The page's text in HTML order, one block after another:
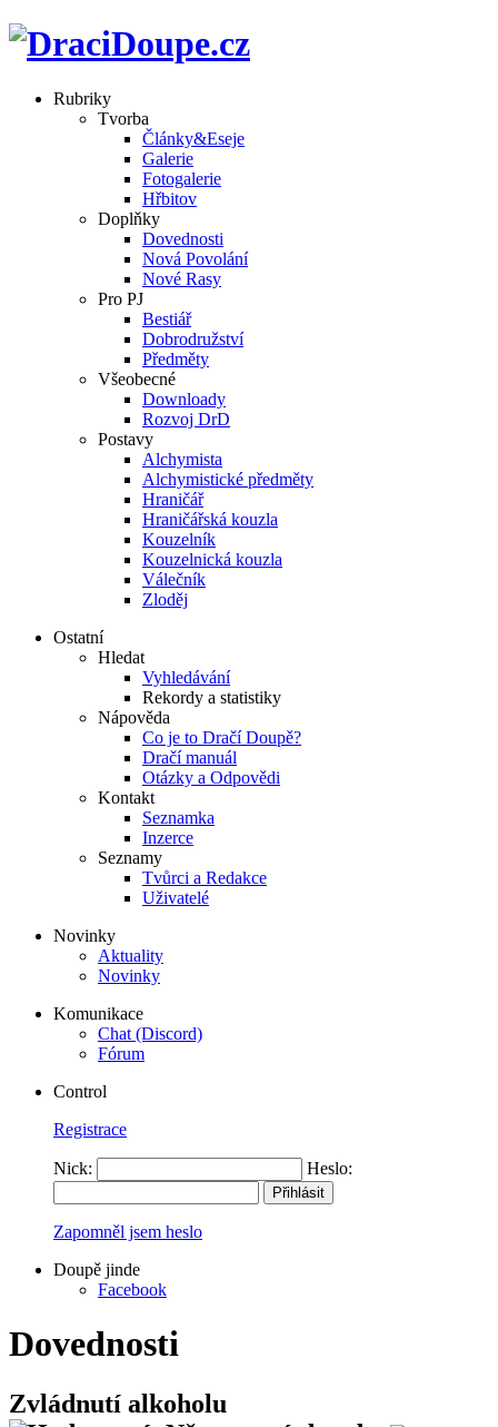
Rubriky
Tvorba
Články&Eseje
Galerie
Fotogalerie
Hřbitov
Doplňky
Dovednosti
Nová Povolání
Nové Rasy
Pro PJ
Bestiář
Dobrodružství
Předměty
Všeobecné
Downloady
Rozvoj DrD
Postavy
Alchymista
Alchymistické předměty
Hraničář
Hraničářská kouzla
Kouzelník
Kouzelnická kouzla
Válečník
Zloděj
Ostatní
Hledat
Vyhledávání
Rekordy a statistiky
Nápověda
Co je to Dračí Doupě?
Dračí manuál
Otázky a Odpovědi
Kontakt
Seznamka
Inzerce
Seznamy
Tvůrci a Redakce
Uživatelé
Novinky
Aktuality
Novinky
Komunikace
Chat (Discord)
Fórum
Control
Registrace
Nick: Heslo:
Zapomněl jsem heslo
Doupě jinde
Facebook
Dovednosti
Zvládnutí alkoholu